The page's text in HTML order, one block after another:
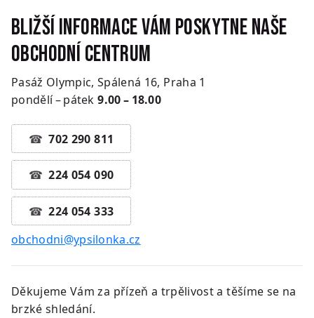
Bližší informace vám poskytne naše
Obchodní centrum
Pasáž Olympic, Spálená 16, Praha 1
pondělí – pátek9.00 – 18.00
702 290 811
224 054 090
224 054 333
obchodni@ypsilonka.cz
Děkujeme Vám za přízeň a trpělivost a těšíme se na
brzké shledání.